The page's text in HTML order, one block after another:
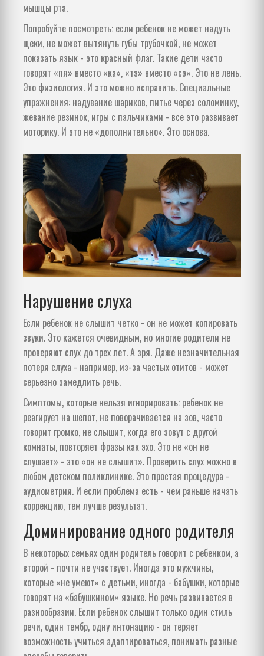
мышцы рта.
Попробуйте посмотреть: если ребенок не может надуть
щеки, не может вытянуть губы трубочкой, не может
показать язык - это красный флаг. Такие дети часто
говорят «пя» вместо «ка», «тэ» вместо «сэ». Это не лень.
Это физиология. И это можно исправить. Специальные
упражнения: надувание шариков, питье через соломинку,
жевание резинок, игры с пальчиками - все это развивает
моторику. И это не «дополнительно». Это основа.
Нарушение слуха
Если ребенок не слышит четко - он не может копировать
звуки. Это кажется очевидным, но многие родители не
проверяют слух до трех лет. А зря. Даже незначительная
потеря слуха - например, из-за частых отитов - может
серьезно замедлить речь.
Симптомы, которые нельзя игнорировать: ребенок не
реагирует на шепот, не поворачивается на зов, часто
говорит громко, не слышит, когда его зовут с другой
комнаты, повторяет фразы как эхо. Это не «он не
слушает» - это «он не слышит». Проверить слух можно в
любом детском поликлинике. Это простая процедура -
аудиометрия. И если проблема есть - чем раньше начать
коррекцию, тем лучше результат.
Доминирование одного родителя
В некоторых семьях один родитель говорит с ребенком, а
второй - почти не участвует. Иногда это мужчины,
которые «не умеют» с детьми, иногда - бабушки, которые
говорят на «бабушкином» языке. Но речь развивается в
разнообразии. Если ребенок слышит только один стиль
речи, один тембр, одну интонацию - он теряет
возможность учиться адаптироваться, понимать разные